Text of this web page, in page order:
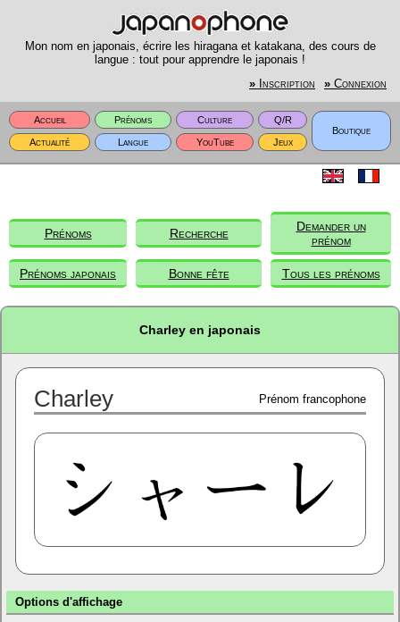
Mon nom en japonais, écrire les hiragana et katakana, des cours de
langue : tout pour apprendre le japonais !
» Inscription » Connexion
Accueil Prénoms Culture
Q/R
Boutique
Actualité
Langue YouTube Jeux
Prénoms Recherche
Demander un
prénom
Prénoms japonais Bonne fête Tous les prénoms
Charley en japonais
Charley Prénom francophone
Options d'affichage